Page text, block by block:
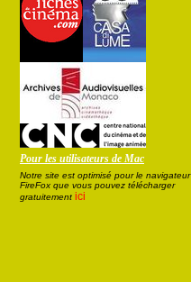
Pour les utilisateurs de Mac
Notre site est optimisé pour le navigateur
FireFox que vous pouvez télécharger
gratuitement ici